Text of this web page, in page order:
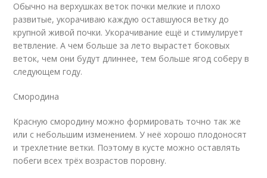
Обычно на верхушках веток почки мелкие и плохо
развитые, укорачиваю каждую оставшуюся ветку до
крупной живой почки. Укорачивание ещё и стимулирует
ветвление. А чем больше за лето вырастет боковых
веток, чем они будут длиннее, тем больше ягод соберу в
следующем году.
Смородина
Красную смородину можно формировать точно так же
или с небольшим изменением. У неё хорошо плодоносят
и трехлетние ветки. Поэтому в кусте можно оставлять
побеги всех трёх возрастов поровну.